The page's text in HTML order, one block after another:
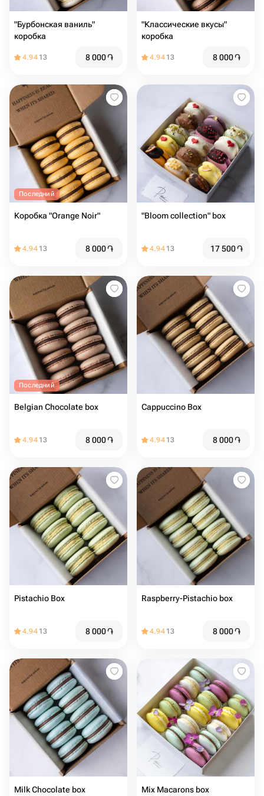
"Бурбонская ваниль"
коробка
4.94 13 8 000֏
"Классические вкусы"
коробка
4.94 13 8 000֏
Последний
Коробка "Orange Noir"
4.94 13 8 000֏
"Bloom collection" box
4.94 13 17 500֏
Последний
Belgian Chocolate box
4.94 13 8 000֏
Cappuccino Box
4.94 13 8 000֏
Pistachio Box
4.94 13 8 000֏
Raspberry-Pistachio box
4.94 13 8 000֏
Milk Chocolate box Mix Macarons box